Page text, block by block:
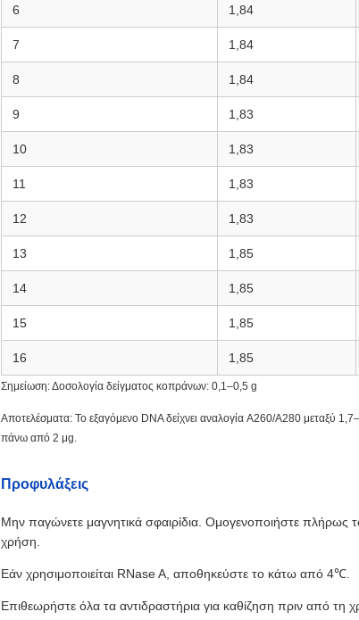
6 1,84
7 1,84
8 1,84
9 1,83
10 1,83
11 1,83
12 1,83
13 1,85
14 1,85
15 1,85
16 1,85
Σημείωση: Δοσολογία δείγματος κοπράνων: 0,1–0,5 g
Αποτελέσματα: Το εξαγόμενο DNA δείχνει αναλογία A260/A280 μεταξύ
πάνω από 2 μg.
Προφυλάξεις
Μην παγώνετε μαγνητικά σφαιρίδια. Ομογενοποιήστε πλήρως
χρήση.
Εάν χρησιμοποιείται RNase A, αποθηκεύστε το κάτω από 4℃.
Επιθεωρήστε όλα τα αντιδραστήρια για καθίζηση πριν από τη